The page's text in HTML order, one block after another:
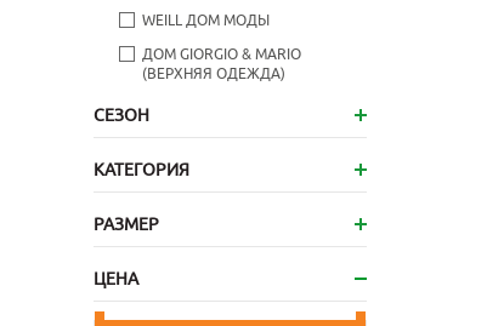
WEILL ДОМ МОДЫ
ДОМ GIORGIO & MARIO
(ВЕРХНЯЯ ОДЕЖДА)
СЕЗОН
КАТЕГОРИЯ
РАЗМЕР
ЦЕНА